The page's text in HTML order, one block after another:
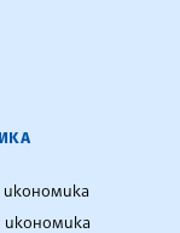
икономика